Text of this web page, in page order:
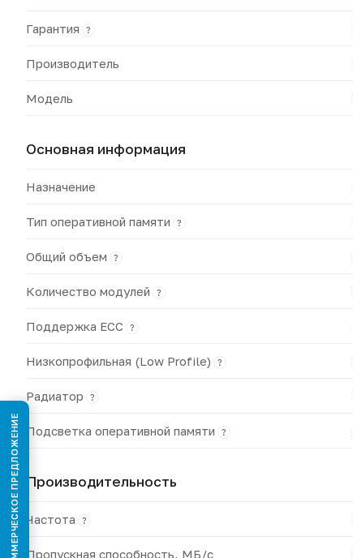
Гарантия ?
Производитель
Модель
Основная информация
Назначение
Тип оперативной памяти ?
Общий объем ?
Количество модулей ?
Поддержка ECC ?
Низкопрофильная (Low Profile) ?
Радиатор ?
Подсветка оперативной памяти ?
Производительность
Частота ?
Пропускная способность, МБ/с
КОММЕРЧЕСКОЕ ПРЕДЛОЖЕНИЕ